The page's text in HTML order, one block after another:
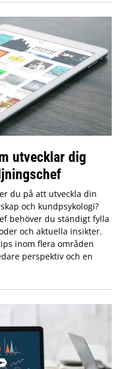
utvecklar dig
du på att utveckla din
och kundpsykologi?
behöver du ständigt fylla
och aktuella insikter.
inom flera områden
perspektiv och en